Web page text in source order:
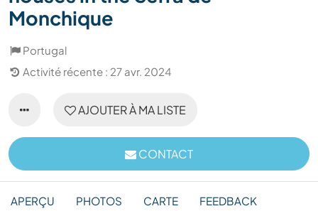
Monchique
Portugal
Activité récente : 27 avr. 2024
AJOUTER À MA LISTE
CONTACT
APERÇU PHOTOS CARTE FEEDBACK